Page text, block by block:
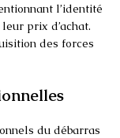
l’identité
prix d’achat.
des forces
du débarras